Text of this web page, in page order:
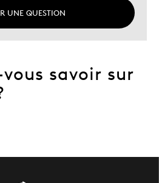
UNE QUESTION
savoir sur